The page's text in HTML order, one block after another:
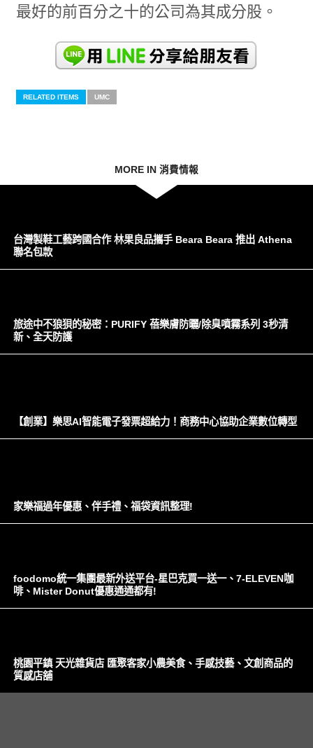
最好的前百分之十的公司為其成分股。
RELATED ITEMS UMC
MORE IN 消費情報
台灣製鞋工藝跨國合作 林果良品攜手 Beara Beara 推出 Athena
聯名包款
旅途中不狼狽的秘密：PURIFY 蓓樂膚防曬/除臭噴霧系列 3秒清
新、全天防護
【創業】樂思AI智能電子發票超給力！商務中心協助企業數位轉型
家樂福過年優惠、伴手禮、福袋資訊整理!
foodomo統一集團最新外送平台-星巴克買一送一、7-ELEVEN咖
啡、Mister Donut優惠通通都有!
桃園平鎮 天光雜貨店 匯聚客家小農美食、手感技藝、文創商品的
質感店舖